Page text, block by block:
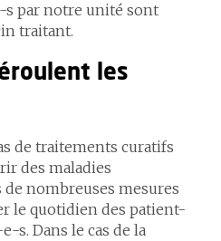
par notre unité sont
traitant.
les
de traitements curatifs
des maladies
nombreuses mesures
le quotidien des patient-
s. Dans le cas de la